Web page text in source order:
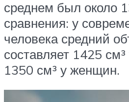
среднем был около
сравнения: у
человека средний
составляет 1425
1350 см³ у женщин.